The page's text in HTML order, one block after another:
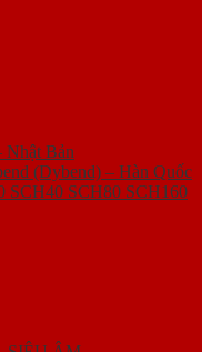
Nhật Bản
(Dybend) – Hàn Quốc
SCH40 SCH80 SCH160